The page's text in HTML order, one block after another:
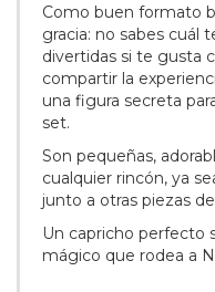
Como buen formato
gracia: no sabes cuál
divertidas si te gusta
compartir la
una figura secreta
set.
Son pequeñas,
cualquier rincón, ya
junto a otras piezas
Un capricho perfecto
mágico que rodea a